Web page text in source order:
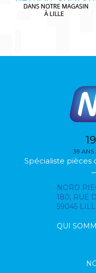
39 ANS
Spécialiste
NORD
180, RUE
59045
QUI